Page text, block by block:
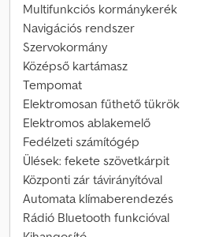
Multifunkciós kormánykerék
Navigációs rendszer
Szervokormány
Középső kartámasz
Tempomat
Elektromosan fűthető tükrök
Elektromos ablakemelő
Fedélzeti számítógép
Ülések: fekete szövetkárpit
Központi zár távirányítóval
Automata klímaberendezés
Rádió Bluetooth funkcióval